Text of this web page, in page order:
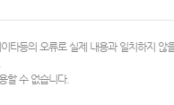
타등의 오류로 실제 내용과 일치하지
할 수 없습니다.